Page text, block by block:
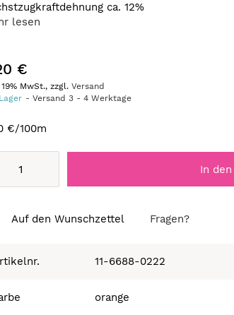
ca. 12%
lesen
€
MwSt., zzgl.Versand
Versand3 -4 Werktage
€/100m
In
Auf den Wunschzettel Fragen?
11-6688-0222
orange